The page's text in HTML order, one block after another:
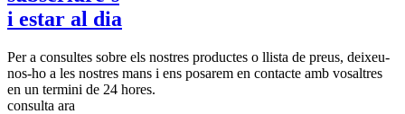
i estar al dia
Per a consultes sobre els nostres productes o llista de preus, deixeu-
nos-ho a les nostres mans i ens posarem en contacte amb vosaltres
en un termini de 24 hores.
consulta ara